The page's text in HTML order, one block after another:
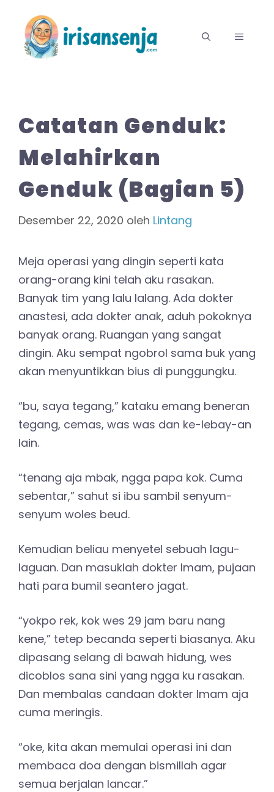
MENU
Catatan Genduk:
Melahirkan
Genduk (Bagian 5)
Desember 22, 2020 oleh Lintang
Meja operasi yang dingin seperti kata
orang-orang kini telah aku rasakan.
Banyak tim yang lalu lalang. Ada dokter
anastesi, ada dokter anak, aduh pokoknya
banyak orang. Ruangan yang sangat
dingin. Aku sempat ngobrol sama buk yang
akan menyuntikkan bius di punggungku.
“bu, saya tegang,” kataku emang beneran
tegang, cemas, was was dan ke-lebay-an
lain.
“tenang aja mbak, ngga papa kok. Cuma
sebentar,” sahut si ibu sambil senyum-
senyum woles beud.
Kemudian beliau menyetel sebuah lagu-
laguan. Dan masuklah dokter Imam, pujaan
hati para bumil seantero jagat.
“yokpo rek, kok wes 29 jam baru nang
kene,” tetep becanda seperti biasanya. Aku
dipasang selang di bawah hidung, wes
dicoblos sana sini yang ngga ku rasakan.
Dan membalas candaan dokter Imam aja
cuma meringis.
“oke, kita akan memulai operasi ini dan
membaca doa dengan bismillah agar
semua berjalan lancar.”